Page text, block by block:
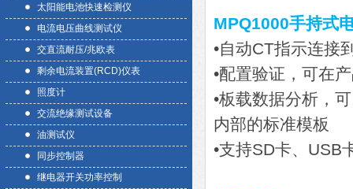
太阳能电池快速检测仪
电流电压曲线测试仪
交直流耐压/兆欧表
剩余电流装置(RCD)仪表
照度计
交流绝缘测试设备
油测试仪
同步控制器
继电器开关功率控制
MPQ1000手持式
•自动CT指示连接
•配置验证，可在
•板载数据分析，
内部的标准模板
•支持SD卡、USB